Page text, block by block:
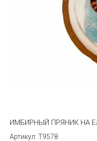
ИМБИРНЫЙ ПРЯНИК НА
T9578